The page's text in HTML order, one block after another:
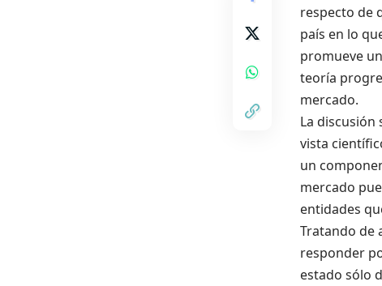
respecto de
país en lo
promueve
teoría
mercado.
La
vista
un
mercado
entidades
Tratando de
responder
estado sólo